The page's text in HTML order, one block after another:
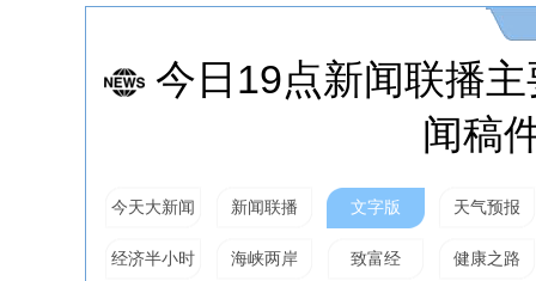
今日19点新闻联播
闻稿
今天大新闻 新闻联播 文字版 天气预报
经济半小时 海峡两岸 致富经 健康之路